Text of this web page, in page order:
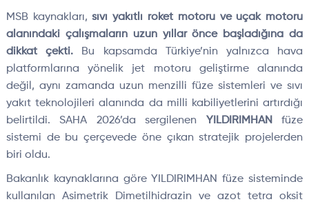
MSB kaynakları,sıvı yakıtlı roket motoru ve uçak motoru
alanındaki çalışmaların uzun yıllar önce başladığına da
dikkat çekti. Bu kapsamda Türkiye’nin yalnızca hava
platformlarına yönelik jet motoru geliştirme alanında
değil, aynı zamanda uzun menzilli füze sistemleri ve sıvı
yakıt teknolojileri alanında da milli kabiliyetlerini artırdığı
belirtildi. SAHA 2026’da sergilenen YILDIRIMHANfüze
sistemi de bu çerçevede öne çıkan stratejik projelerden
biri oldu.
Bakanlık kaynaklarına göre YILDIRIMHAN füze sisteminde
kullanılan Asimetrik Dimetilhidrazin ve azot tetra oksit